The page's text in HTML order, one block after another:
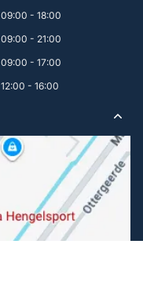
09:00 - 18:00
09:00 - 21:00
09:00 - 17:00
12:00 - 16:00